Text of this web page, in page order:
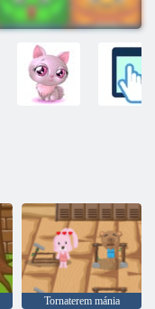
Tornaterem mánia